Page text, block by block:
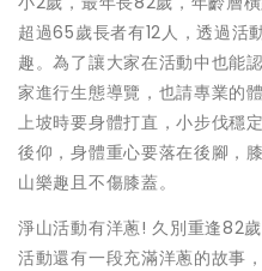
超過65歲長者有12人，透過活
趣。為了讓大家在活動中也能
家進行生態導覽，也請專業的
上坡時要身體打直，小步伐穩
後仰，身體重心要落在後腳，
山樂趣且不傷膝蓋。
淨山活動有洋蔥! 久別重逢82
活動還有一段充滿洋蔥的故事